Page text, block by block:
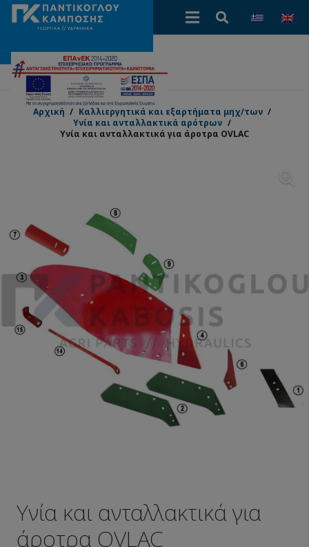
Αρχική / Καλλιεργητικά και εξαρτήματα μηχ/των /
Υνία και ανταλλακτικά αρότρων /
Υνία και ανταλλακτικά για άροτρα OVLAC
Υνία και ανταλλακτικά για
άροτρα OVLAC